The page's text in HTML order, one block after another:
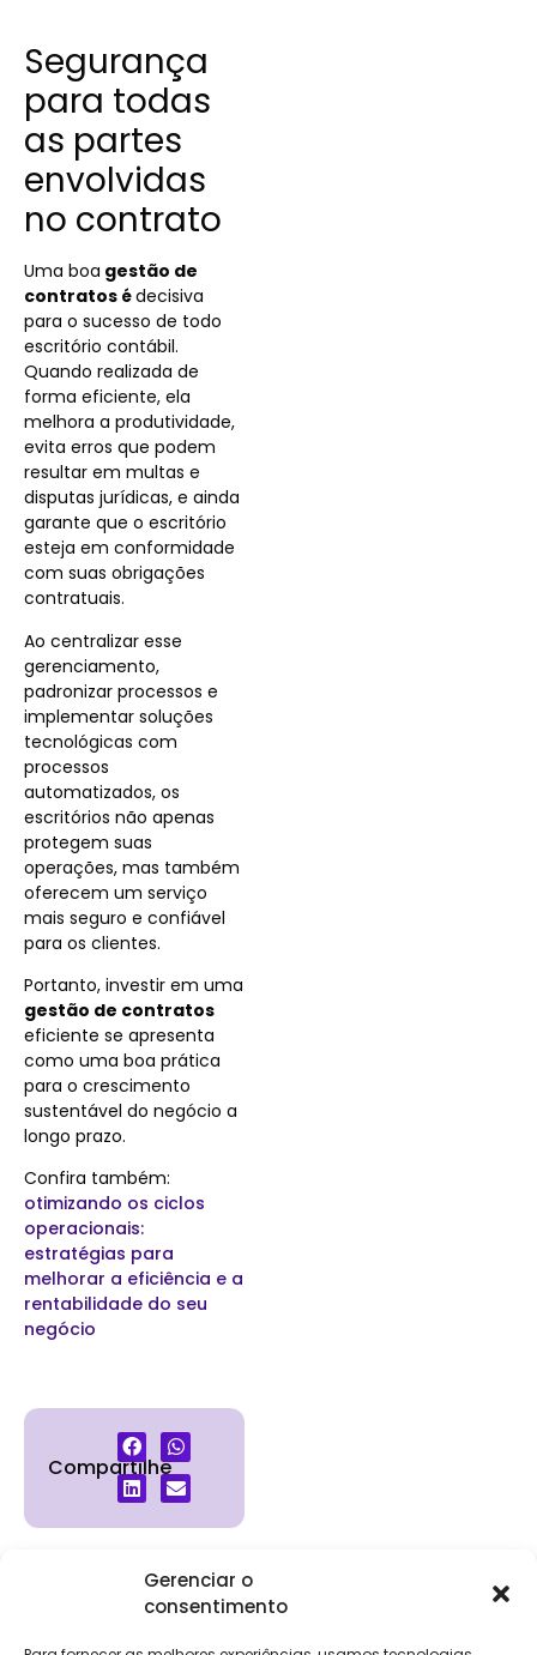
Gerenciar o
consentimento
Segurança
para todas
as partes
envolvidas
no contrato
Uma boa gestão de
contratos édecisiva
para o sucesso de todo
escritório contábil.
Quando realizada de
forma eficiente, ela
melhora a produtividade,
evita erros que podem
resultar em multas e
disputas jurídicas, e ainda
garante que o escritório
esteja em conformidade
com suas obrigações
contratuais.
Ao centralizar esse
gerenciamento,
padronizar processos e
implementar soluções
tecnológicas com
processos
automatizados, os
escritórios não apenas
protegem suas
operações, mas também
oferecem um serviço
mais seguro e confiável
para os clientes.
Portanto, investir em uma
gestão de contratos
eficiente se apresenta
como uma boa prática
para o crescimento
sustentável do negócio a
longo prazo.
Confira também:
otimizando os ciclos
operacionais:
estratégias para
melhorar a eficiência e a
rentabilidade do seu
negócio
Compartilhe
InstitucionalClientes
Contábeis